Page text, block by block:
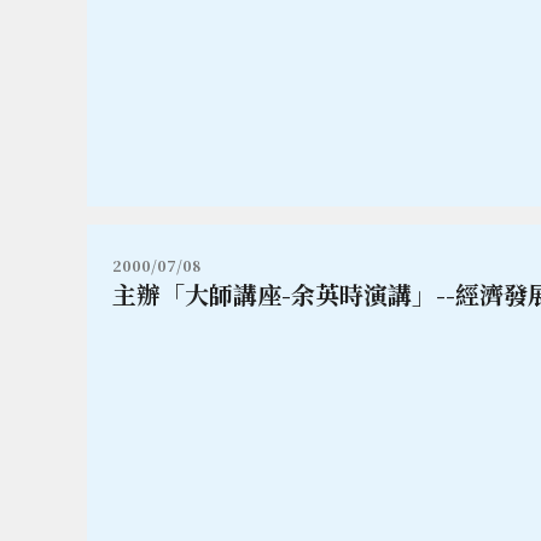
2000/07/08
主辦「大師講座-余英時演講」--經濟發